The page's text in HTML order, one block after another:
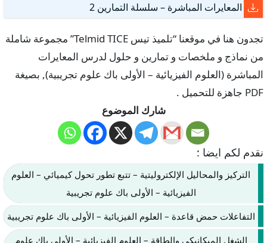
المعايرات المباشرة – سلسلة التمارين 2
تجدون هنا في موقعنا “تلميذ تيس Telmid TICE” مجموعة شاملة
من نماذج و ملخصات و تمارين و حلول لدرس المعايرات
المباشرة (العلوم الفيزيائية – الأولى باك علوم تجريبية), بصيغة
PDF جاهزة للتحميل .
شارك الموضوع
نقدم لكم ايضا :
التركيز والمحاليل الإلكتروليتية – تتبع تطور تحول كيميائي – العلوم
الفيزيائية – الأولى باك علوم تجريبية
التفاعلات حمض قاعدة – العلوم الفيزيائية – الأولى باك علوم تجريبية
الشغل الميكانيكي والطاقة – العلوم الفيزيائية – الأولى باك علوم